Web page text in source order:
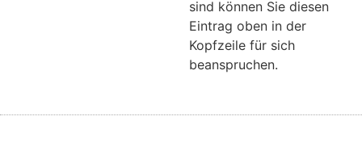
sind können Sie diesen
Eintrag oben in der
Kopfzeile für sich
beanspruchen.